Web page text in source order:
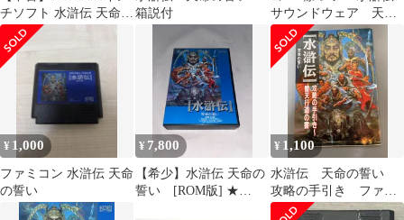
チソフト 水滸伝 天命の
誓い
箱説付
サウンドウェア 天命
の誓い ファミコンソ
フト
¥ 1,000
ファミコン 水滸伝 天命
の誓い
¥ 7,800
【希少】水滸伝 天命の
誓い [ROM版] ★
¥ 1,100
水滸伝 天命の誓い
攻略の手引き ファミ
リーコンピュータマガ